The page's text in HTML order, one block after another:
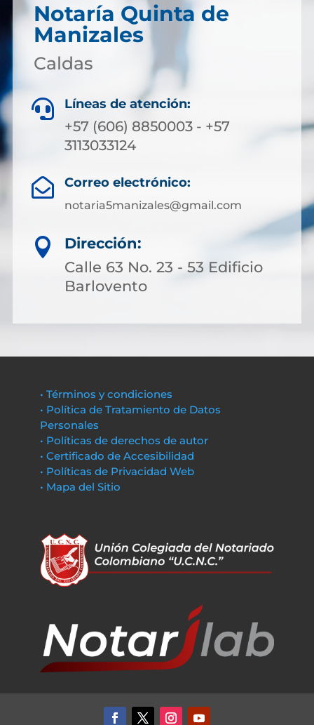
Notaría Quinta de
Manizales
Caldas
 Líneas de atención:
+57 (606) 8850003 - +57
3113033124
 Correo electrónico:
notaria5manizales@gmail.com

Dirección:
Calle 63 No. 23 - 53 Edificio
Barlovento
• Términos y condiciones
• Política de Tratamiento de Datos
Personales
• Políticas de derechos de autor
• Certificado de Accesibilidad
• Políticas de Privacidad Web
• Mapa del Sitio